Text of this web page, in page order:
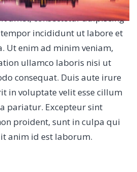
amet, consectetur adipiscing
incididunt ut labore et
Ut enim ad minim veniam,
ullamco laboris nisi ut
consequat. Duis aute irure
in voluptate velit esse cillum
pariatur. Excepteur sint
proident, sunt in culpa qui
anim id est laborum.